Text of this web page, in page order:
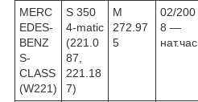
MERC
EDES-
BENZ
S-
CLASS
(W221)
S 350
4-matic
(221.0
87,
221.18
7)
M
272.97
5
02/200
8 —
нат.час